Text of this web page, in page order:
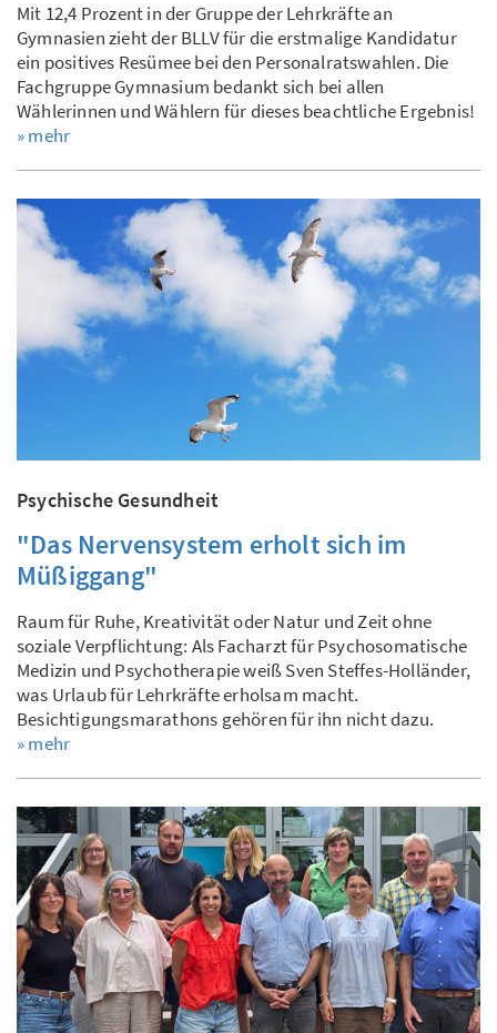
Mit 12,4 Prozent in der Gruppe der Lehrkräfte an
Gymnasien zieht der BLLV für die erstmalige Kandidatur
ein positives Resümee bei den Personalratswahlen. Die
Fachgruppe Gymnasium bedankt sich bei allen
Wählerinnen und Wählern für dieses beachtliche Ergebnis!
» mehr
Psychische Gesundheit
"Das Nervensystem erholt sich im
Müßiggang"
Raum für Ruhe, Kreativität oder Natur und Zeit ohne
soziale Verpflichtung: Als Facharzt für Psychosomatische
Medizin und Psychotherapie weiß Sven Steffes-Holländer,
was Urlaub für Lehrkräfte erholsam macht.
Besichtigungsmarathons gehören für ihn nicht dazu.
» mehr